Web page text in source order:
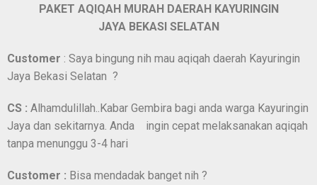
PAKET AQIQAH MURAH DAERAH KAYURINGIN
JAYA BEKASI SELATAN
Customer : Saya bingung nih mau aqiqah daerah Kayuringin
Jaya Bekasi Selatan ?
CS : Alhamdulillah..Kabar Gembira bagi anda warga Kayuringin
Jaya dan sekitarnya. Anda ingin cepat melaksanakan aqiqah
tanpa menunggu 3-4 hari
Customer : Bisa mendadak banget nih ?